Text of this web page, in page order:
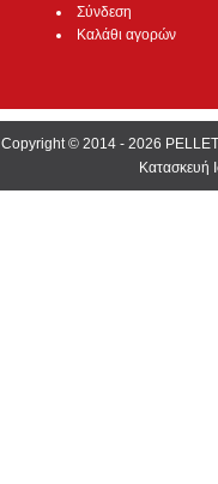
Σύνδεση
Καλάθι αγορών
Copyright © 2014 - 2026
Κατασκευή